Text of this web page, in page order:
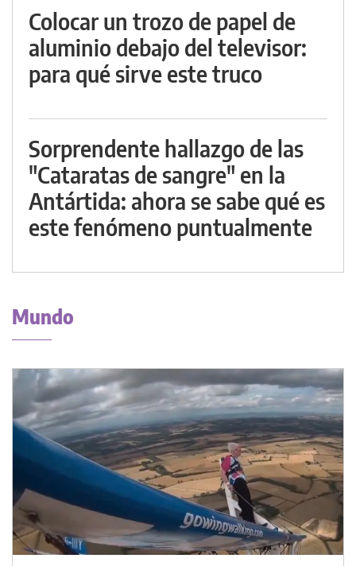
Colocar un trozo de papel de
aluminio debajo del televisor:
para qué sirve este truco
Sorprendente hallazgo de las
"Cataratas de sangre" en la
Antártida: ahora se sabe qué es
este fenómeno puntualmente
Mundo